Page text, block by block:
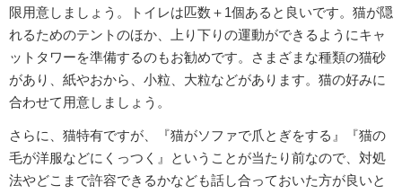
限用意しましょう。トイレは匹数＋1個あると良いです。猫が隠
れるためのテントのほか、上り下りの運動ができるようにキャ
ットタワーを準備するのもお勧めです。さまざまな種類の猫砂
があり、紙やおから、小粒、大粒などがあります。猫の好みに
合わせて用意しましょう。
さらに、猫特有ですが、『猫がソファで爪とぎをする』『猫の
毛が洋服などにくっつく』ということが当たり前なので、対処
法やどこまで許容できるかなども話し合っておいた方が良いと